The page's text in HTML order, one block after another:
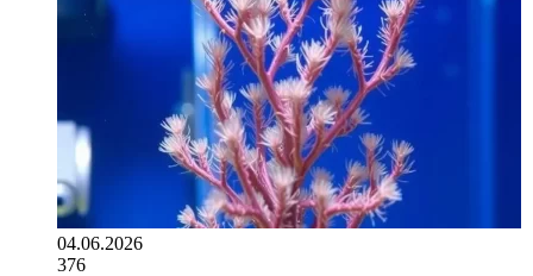
04.06.2026
376